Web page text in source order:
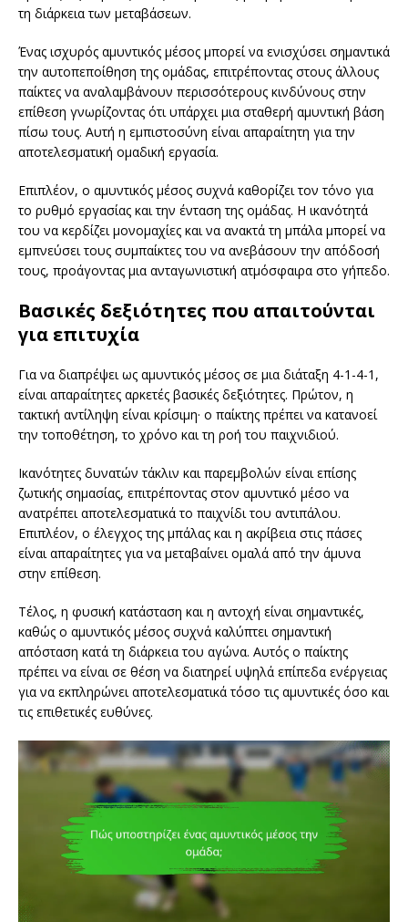
τη διάρκεια των μεταβάσεων.
Ένας ισχυρός αμυντικός μέσος μπορεί να ενισχύσει σημαντικά
την αυτοπεποίθηση της ομάδας, επιτρέποντας στους άλλους
παίκτες να αναλαμβάνουν περισσότερους κινδύνους στην
επίθεση γνωρίζοντας ότι υπάρχει μια σταθερή αμυντική βάση
πίσω τους. Αυτή η εμπιστοσύνη είναι απαραίτητη για την
αποτελεσματική ομαδική εργασία.
Επιπλέον, ο αμυντικός μέσος συχνά καθορίζει τον τόνο για
το ρυθμό εργασίας και την ένταση της ομάδας. Η ικανότητά
του να κερδίζει μονομαχίες και να ανακτά τη μπάλα μπορεί να
εμπνεύσει τους συμπαίκτες του να ανεβάσουν την απόδοσή
τους, προάγοντας μια ανταγωνιστική ατμόσφαιρα στο γήπεδο.
Βασικές δεξιότητες που απαιτούνται
για επιτυχία
Για να διαπρέψει ως αμυντικός μέσος σε μια διάταξη 4-1-4-1,
είναι απαραίτητες αρκετές βασικές δεξιότητες. Πρώτον, η
τακτική αντίληψη είναι κρίσιμη· ο παίκτης πρέπει να κατανοεί
την τοποθέτηση, το χρόνο και τη ροή του παιχνιδιού.
Ικανότητες δυνατών τάκλιν και παρεμβολών είναι επίσης
ζωτικής σημασίας, επιτρέποντας στον αμυντικό μέσο να
ανατρέπει αποτελεσματικά το παιχνίδι του αντιπάλου.
Επιπλέον, ο έλεγχος της μπάλας και η ακρίβεια στις πάσες
είναι απαραίτητες για να μεταβαίνει ομαλά από την άμυνα
στην επίθεση.
Τέλος, η φυσική κατάσταση και η αντοχή είναι σημαντικές,
καθώς ο αμυντικός μέσος συχνά καλύπτει σημαντική
απόσταση κατά τη διάρκεια του αγώνα. Αυτός ο παίκτης
πρέπει να είναι σε θέση να διατηρεί υψηλά επίπεδα ενέργειας
για να εκπληρώνει αποτελεσματικά τόσο τις αμυντικές όσο και
τις επιθετικές ευθύνες.